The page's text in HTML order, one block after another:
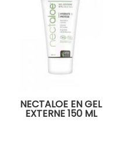
NECTALOE EN GEL
EXTERNE 150 ML